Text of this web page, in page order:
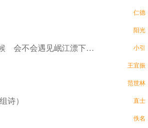
仁德
阳光
你在长江边散步的时候 会不会遇见岷江漂下来的灵魂 小引
王宜振
范世林
诗） 直士
佚名